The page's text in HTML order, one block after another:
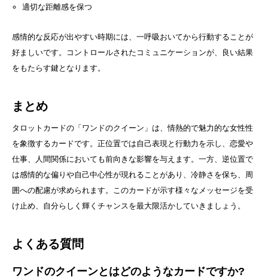
適切な距離感を保つ
感情的な反応が出やすい時期には、一呼吸おいてから行動することが
好ましいです。コントロールされたコミュニケーションが、良い結果
をもたらす鍵となります。
まとめ
タロットカードの「ワンドのクイーン」は、情熱的で魅力的な女性性
を象徴するカードです。正位置では自己表現と行動力を示し、恋愛や
仕事、人間関係においても前向きな影響を与えます。一方、逆位置で
は感情的な偏りや自己中心性が現れることがあり、冷静さを保ち、周
囲への配慮が求められます。このカードが示す様々なメッセージを受
け止め、自分らしく輝くチャンスを最大限活かしていきましょう。
よくある質問
ワンドのクイーンとはどのようなカードですか?